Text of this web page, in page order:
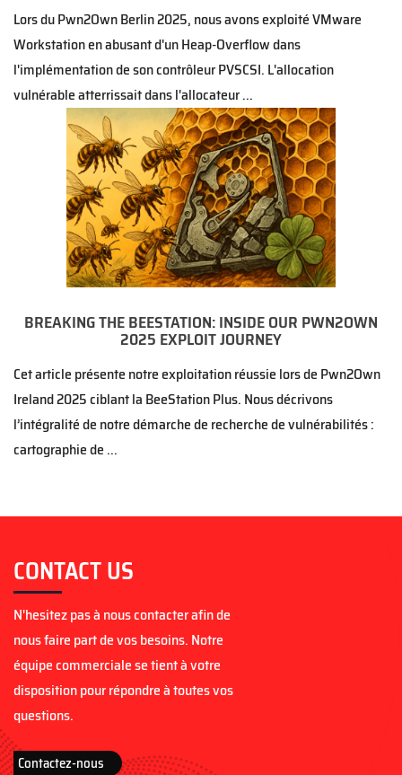
Lors du Pwn2Own Berlin 2025, nous avons exploité VMware
Workstation en abusant d'un Heap-Overflow dans
l'implémentation de son contrôleur PVSCSI. L'allocation
vulnérable atterrissait dans l'allocateur ...
BREAKING THE BEESTATION: INSIDE OUR PWN2OWN
2025 EXPLOIT JOURNEY
Cet article présente notre exploitation réussie lors de Pwn2Own
Ireland 2025 ciblant la BeeStation Plus. Nous décrivons
l’intégralité de notre démarche de recherche de vulnérabilités :
cartographie de ...
CONTACT US
N'hesitez pas à nous contacter afin de
nous faire part de vos besoins. Notre
équipe commerciale se tient à votre
disposition pour répondre à toutes vos
questions.
Contactez-nous